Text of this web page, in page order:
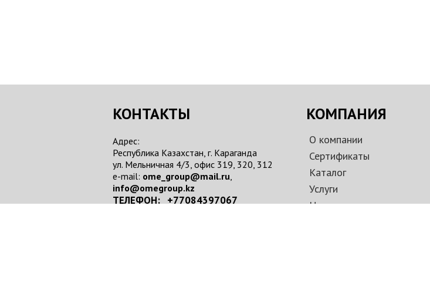
КОНТАКТЫ
Адрес:
Республика Казахстан, г. Караганда
ул. Мельничная 4/3, офис 319, 320, 312
e-mail: ome_group@mail.ru,
info@omegroup.kz
ТЕЛЕФОН: +77084397067
КОМПАНИЯ
О компании
Сертификаты
Каталог
Услуги
Новости